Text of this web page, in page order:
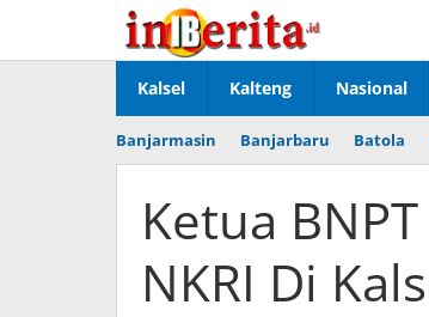
konten
Kalsel Kalteng Nasional
Banjarmasin Banjarbaru Batola
Ketua
NKRI Di